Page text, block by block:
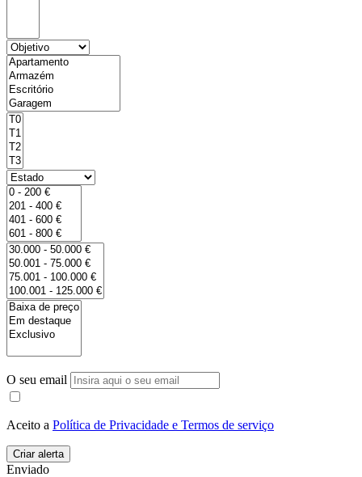
O seu email
Aceito a Política de Privacidade e Termos de serviço
Enviado